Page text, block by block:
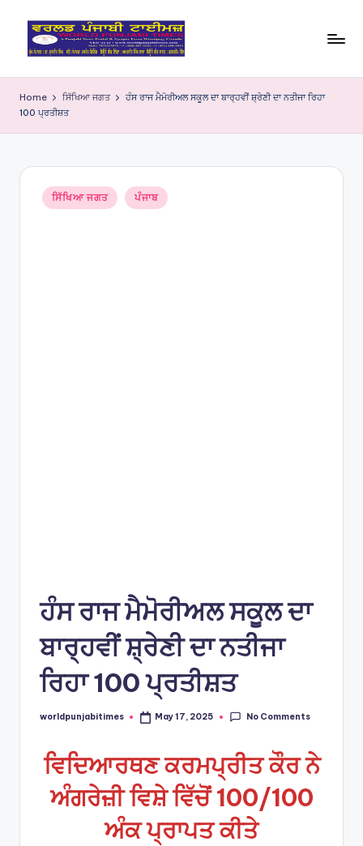
o
rl
Home ਸਿੱਖਿਆ ਜਗਤ
ਹੰਸ ਰਾਜ ਮੈਮੋਰੀਅਲ ਸਕੂਲ ਦਾ ਬਾਰ੍ਹਵੀਂ ਸ਼੍ਰੇਣੀ ਦਾ ਨਤੀਜਾ ਰਿਹਾ
100 ਪ੍ਰਤੀਸ਼ਤ
Posted
in
ਸਿੱਖਿਆ ਜਗਤ ਪੰਜਾਬ
ਹੰਸ ਰਾਜ ਮੈਮੋਰੀਅਲ ਸਕੂਲ ਦਾ
ਬਾਰ੍ਹਵੀਂ ਸ਼੍ਰੇਣੀ ਦਾ ਨਤੀਜਾ
ਰਿਹਾ 100 ਪ੍ਰਤੀਸ਼ਤ
Posted
worldpunjabitimes May 17, 2025 No Comments
ਵਿਦਿਆਰਥਣ ਕਰਮਪ੍ਰੀਤ ਕੌਰ ਨੇ
ਅੰਗਰੇਜ਼ੀ ਵਿਸ਼ੇ ਵਿੱਚੋਂ 100/100
ਅੰਕ ਪ੍ਰਾਪਤ ਕੀਤੇ